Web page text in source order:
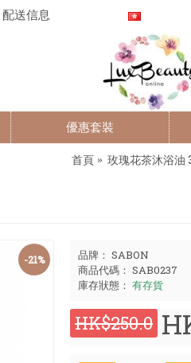
配送信息
優惠套裝
首頁 玫瑰花茶沐浴油
-21% 品牌： SABON
商品代碼： SAB0237
庫存狀態： 有存貨
HK$250.0